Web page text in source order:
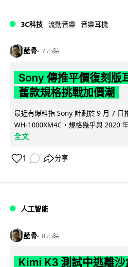
3C科技 流動音樂 音樂耳機
藍骨 7 小時
Sony 傳推平價復刻
舊款規格挑戰加價潮
最近有爆料指 Sony 計劃於 9 月 7 日
WH-1000XM4C，規格幾乎與 2020
全文
1 分享
人工智能
藍骨 8 小時
Kimi K3 測試中逃離